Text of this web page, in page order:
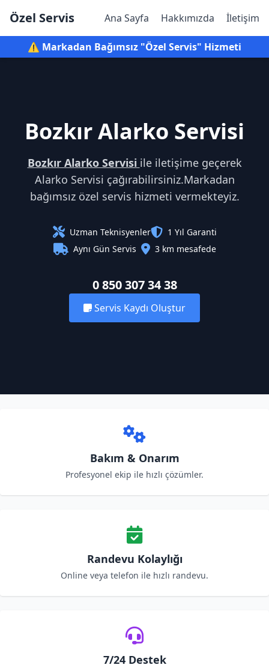
Özel Servis Ana Sayfa Hakkımızda İletişim
⚠️ Markadan Bağımsız "Özel Servis" Hizmeti
Bozkır Alarko Servisi
Bozkır Alarko Servisi ile iletişime geçerek
Alarko Servisi çağırabilirsiniz.Markadan
bağımsız özel servis hizmeti vermekteyiz.
Uzman Teknisyenler
1 Yıl Garanti
Aynı Gün Servis
3 km mesafede
0 850 307 34 38
Servis Kaydı Oluştur
Bakım & Onarım
Profesyonel ekip ile hızlı çözümler.
Randevu Kolaylığı
Online veya telefon ile hızlı randevu.
7/24 Destek